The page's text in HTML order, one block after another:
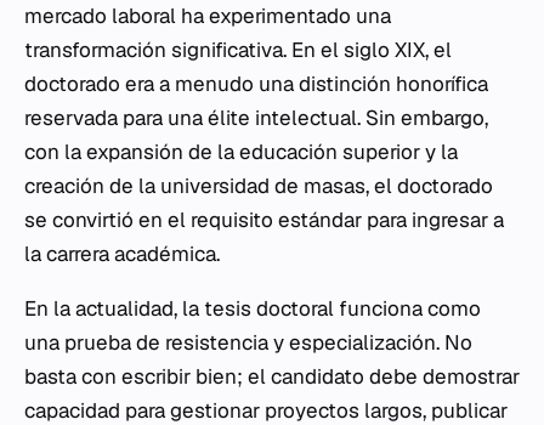
mercado laboral ha experimentado una
transformación significativa. En el siglo XIX, el
doctorado era a menudo una distinción honorífica
reservada para una élite intelectual. Sin embargo,
con la expansión de la educación superior y la
creación de la universidad de masas, el doctorado
se convirtió en el requisito estándar para ingresar a
la carrera académica.
En la actualidad, la tesis doctoral funciona como
una prueba de resistencia y especialización. No
basta con escribir bien; el candidato debe demostrar
capacidad para gestionar proyectos largos, publicar